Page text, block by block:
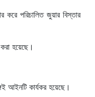
করে পরিচালিত জুয়ার বিস্তার
হয়েছে।
আইনটি কার্যকর হয়েছে।